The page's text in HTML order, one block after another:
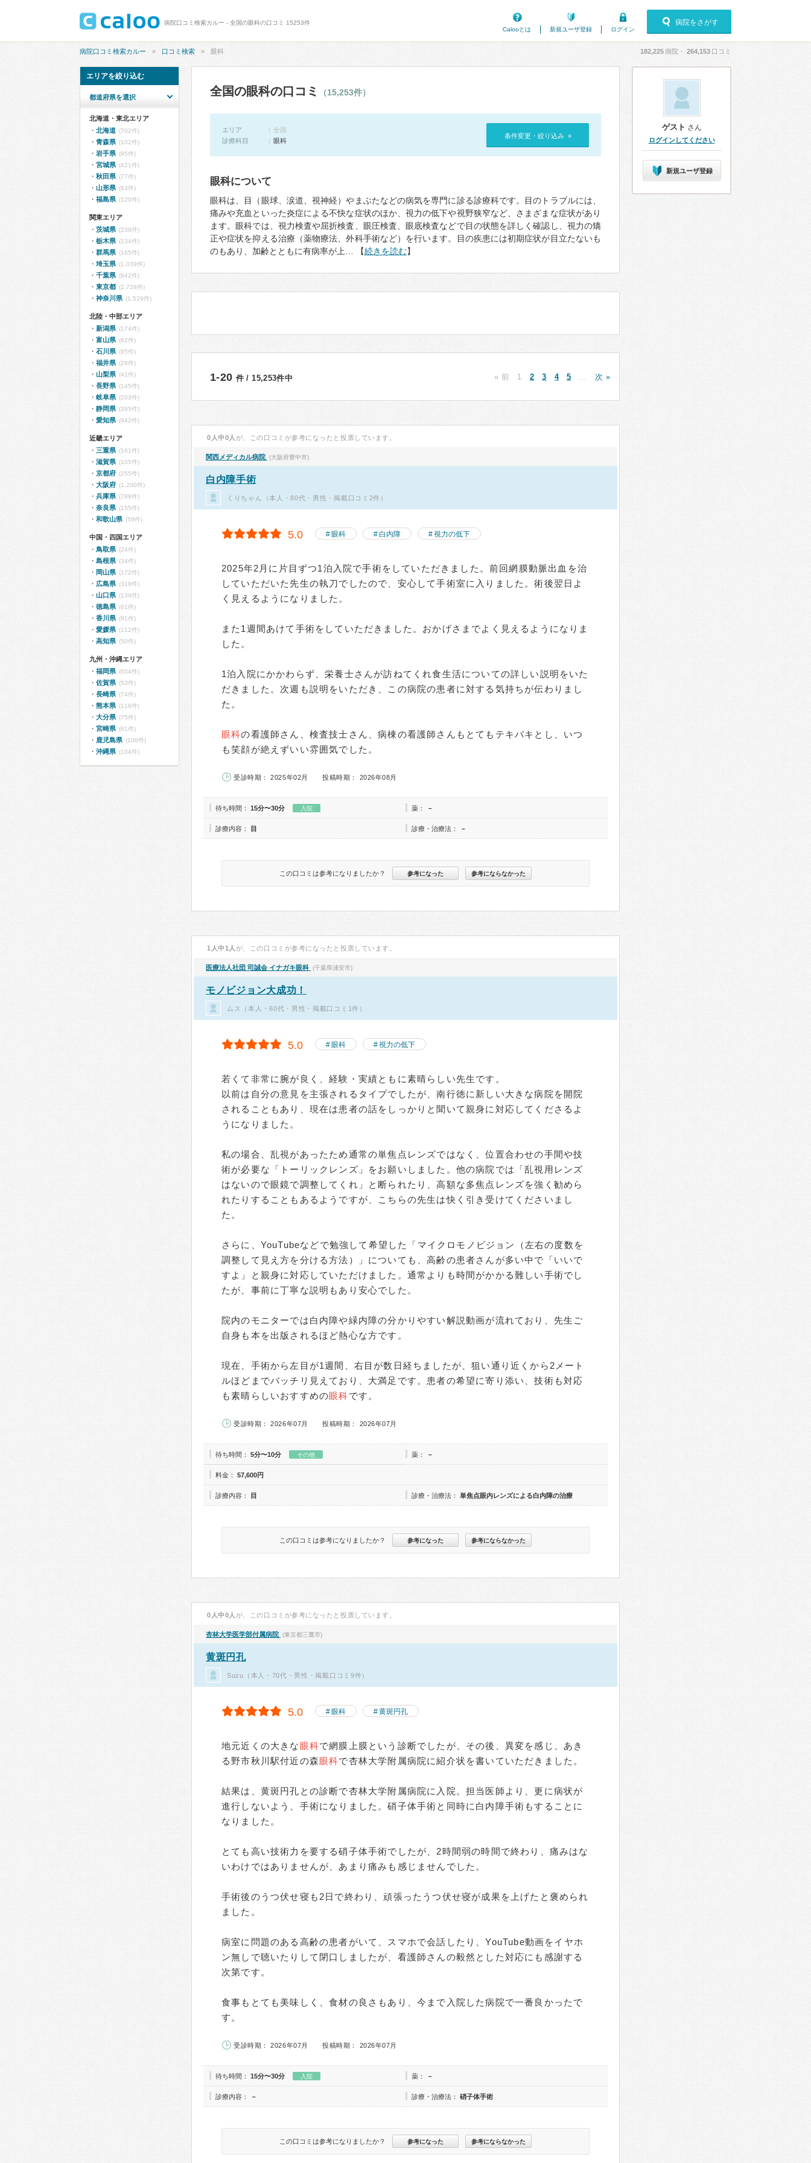
病院口コミ検索カルー - 全国の眼科の口コミ 15253件
Calooとは
新規ユーザ登録 ログイン
病院をさがす
病院口コミ検索カルー 口コミ検索 眼科 182,225病院・ 264,153 口コミ
全国の眼科の口コミ （15,253件）
エリア
全国
診療科目
眼科
条件変更・絞り込み »
眼科について
眼科は、目（眼球、涙道、視神経）やまぶたなどの病気を専門に診る診療科です。目のトラブルには、
痛みや充血といった炎症による不快な症状のほか、視力の低下や視野狭窄など、さまざまな症状があり
ます。眼科では、視力検査や屈折検査、眼圧検査、眼底検査などで目の状態を詳しく確認し、視力の矯
正や症状を抑える治療（薬物療法、外科手術など）を行います。目の疾患には初期症状が目立たないも
のもあり、加齢とともに有病率が上… 【続きを読む】
1-20 件 / 15,253件中 « 前 1 2 3 4 5 次 »
0人中0人 が、この口コミが参考になったと投票しています。
関西メディカル病院 (大阪府豊中市)
白内障手術
くりちゃん（本人・80代・男性・掲載口コミ2件）
5.0 眼科 白内障 視力の低下
2025年2月に片目ずつ1泊入院で手術をしていただきました。前回網膜動脈出血を治
していただいた先生の執刀でしたので、安心して手術室に入りました。術後翌日よ
く見えるようになりました。
また1週間あけて手術をしていただきました。おかげさまでよく見えるようになりま
した。
1泊入院にかかわらず、栄養士さんが訪ねてくれ食生活についての詳しい説明をいた
だきました。次週も説明をいただき、この病院の患者に対する気持ちが伝わりまし
た。
眼科の看護師さん、検査技士さん、病棟の看護師さんもとてもテキパキとし、いつ
も笑顔が絶えずいい雰囲気でした。
受診時期： 2025年02月 投稿時期： 2026年08月
待ち時間： 15分〜30分 入院 薬： －
診療内容： 目 診療・治療法： －
この口コミは参考になりましたか？ 参考になった 参考にならなかった
1人中1人 が、この口コミが参考になったと投票しています。
医療法人社団 司誠会 イナガキ眼科 (千葉県浦安市)
モノビジョン大成功！
ムス（本人・60代・男性・掲載口コミ1件）
5.0 眼科 視力の低下
若くて非常に腕が良く、経験・実績ともに素晴らしい先生です。
以前は自分の意見を主張されるタイプでしたが、南行徳に新しい大きな病院を開院
されることもあり、現在は患者の話をしっかりと聞いて親身に対応してくださるよ
うになりました。
私の場合、乱視があったため通常の単焦点レンズではなく、位置合わせの手間や技
術が必要な「トーリックレンズ」をお願いしました。他の病院では「乱視用レンズ
はないので眼鏡で調整してくれ」と断られたり、高額な多焦点レンズを強く勧めら
れたりすることもあるようですが、こちらの先生は快く引き受けてくださいまし
た。
さらに、YouTubeなどで勉強して希望した「マイクロモノビジョン（左右の度数を
調整して見え方を分ける方法）」についても、高齢の患者さんが多い中で「いいで
すよ」と親身に対応していただけました。通常よりも時間がかかる難しい手術でし
たが、事前に丁寧な説明もあり安心でした。
院内のモニターでは白内障や緑内障の分かりやすい解説動画が流れており、先生ご
自身も本を出版されるほど熱心な方です。
現在、手術から左目が1週間、右目が数日経ちましたが、狙い通り近くから2メート
ルほどまでバッチリ見えており、大満足です。患者の希望に寄り添い、技術も対応
も素晴らしいおすすめの眼科です。
受診時期： 2026年07月 投稿時期： 2026年07月
待ち時間： 5分〜10分 その他 薬： －
料金： 57,600円
診療内容： 目 診療・治療法： 単焦点眼内レンズによる白内障の治療
この口コミは参考になりましたか？ 参考になった 参考にならなかった
0人中0人 が、この口コミが参考になったと投票しています。
杏林大学医学部付属病院 (東京都三鷹市)
黄斑円孔
Suzu（本人・70代・男性・掲載口コミ9件）
5.0 眼科 黄斑円孔
地元近くの大きな 眼科で網膜上膜という診断でしたが、その後、異変を感じ、あき
る野市秋川駅付近の森眼科で杏林大学附属病院に紹介状を書いていただきました。
結果は、黄斑円孔との診断で杏林大学附属病院に入院。担当医師より、更に病状が
進行しないよう、手術になりました。硝子体手術と同時に白内障手術もすることに
なりました。
とても高い技術力を要する硝子体手術でしたが、2時間弱の時間で終わり、痛みはな
いわけではありませんが、あまり痛みも感じませんでした。
手術後のうつ伏せ寝も2日で終わり、頑張ったうつ伏せ寝が成果を上げたと褒められ
ました。
病室に問題のある高齢の患者がいて、スマホで会話したり、YouTube動画をイヤホ
ン無しで聴いたりして閉口しましたが、看護師さんの毅然とした対応にも感謝する
次第です。
食事もとても美味しく、食材の良さもあり、今まで入院した病院で一番良かったで
す。
受診時期： 2026年07月 投稿時期： 2026年07月
待ち時間： 15分〜30分 入院 薬： －
診療内容： － 診療・治療法： 硝子体手術
この口コミは参考になりましたか？ 参考になった 参考にならなかった
エリアを絞り込む
都道府県を選択
北海道・東北エリア
北海道 (702件)
青森県 (102件)
岩手県 (95件)
宮城県 (421件)
秋田県 (77件)
山形県 (63件)
福島県 (120件)
関東エリア
茨城県 (238件)
栃木県 (134件)
群馬県 (165件)
埼玉県 (1,039件)
千葉県 (842件)
東京都 (2,728件)
神奈川県 (1,529件)
北陸・中部エリア
新潟県 (174件)
富山県 (62件)
石川県 (95件)
福井県 (28件)
山梨県 (41件)
長野県 (145件)
岐阜県 (203件)
静岡県 (395件)
愛知県 (942件)
近畿エリア
三重県 (161件)
滋賀県 (105件)
京都府 (255件)
大阪府 (1,200件)
兵庫県 (788件)
奈良県 (155件)
和歌山県 (59件)
中国・四国エリア
鳥取県 (24件)
島根県 (34件)
岡山県 (172件)
広島県 (318件)
山口県 (139件)
徳島県 (61件)
香川県 (91件)
愛媛県 (112件)
高知県 (50件)
九州・沖縄エリア
福岡県 (604件)
佐賀県 (53件)
長崎県 (74件)
熊本県 (118件)
大分県 (75件)
宮崎県 (61件)
鹿児島県 (100件)
沖縄県 (104件)
ゲスト さん
ログインしてください
新規ユーザ登録